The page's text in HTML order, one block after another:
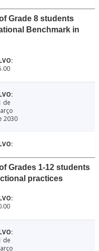
Grade 8 students
Benchmark in
de
2030
Grades 1-12 students
practices
de